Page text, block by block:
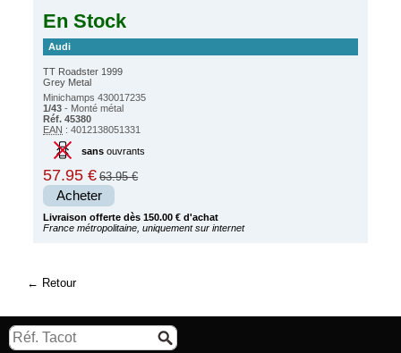
En Stock
Audi
TT Roadster 1999
Grey Metal
Minichamps 430017235
1/43 - Monté métal
Réf. 45380
EAN : 4012138051331
sansouvrants
57.95 € 63.95 €
Acheter
Livraison offerte dès 150.00 € d'achat
France métropolitaine, uniquement sur internet
Retour